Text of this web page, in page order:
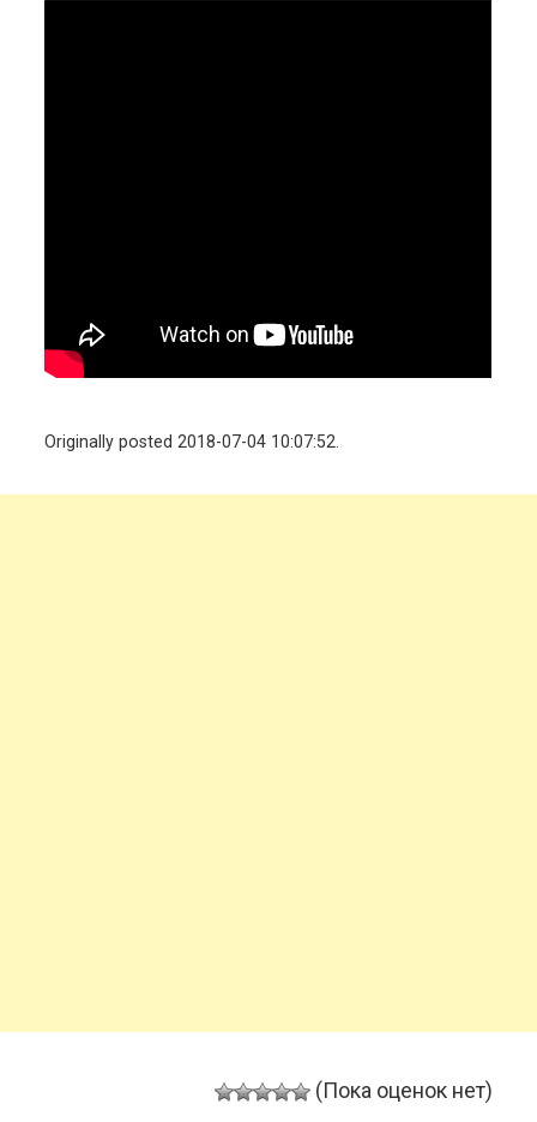
Originally posted 2018-07-04 10:07:52.
(Пока оценок нет)